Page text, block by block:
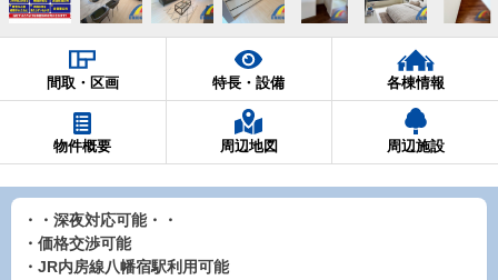
間取・区画 特長・設備 各棟情報
物件概要 周辺地図 周辺施設
・・深夜対応可能・・
・価格交渉可能
・JR内房線八幡宿駅利用可能